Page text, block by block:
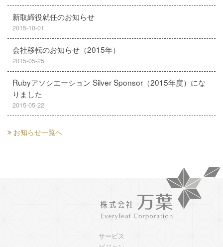
新取締役就任のお知らせ
2015-10-01
会社移転のお知らせ（2015年）
2015-05-25
Rubyアソシエーション Silver Sponsor（2015年度）にな
りました
2015-05-22
お知らせ一覧へ
サービス